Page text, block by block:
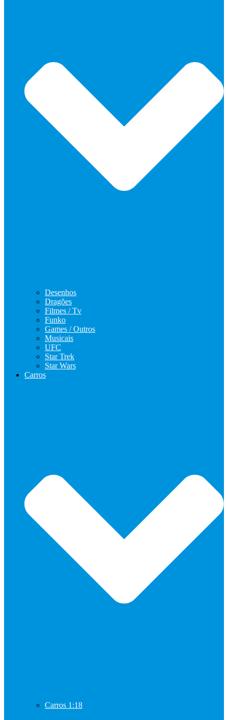
Desenhos
Dragões
Filmes / Tv
Funko
Games / Outros
Musicais
UFC
Star Trek
Star Wars
Carros
Carros 1:18